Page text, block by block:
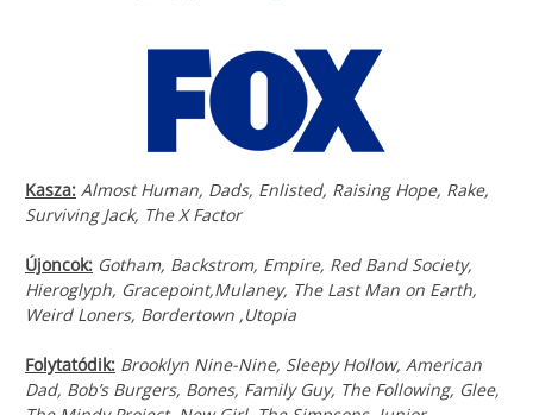
Kasza: Almost Human, Dads, Enlisted, Raising Hope, Rake,
Surviving Jack, The X Factor
Újoncok: Gotham, Backstrom, Empire, Red Band Society,
Hieroglyph, Gracepoint,Mulaney, The Last Man on Earth,
Weird Loners, Bordertown ,Utopia
Folytatódik: Brooklyn Nine-Nine, Sleepy Hollow, American
Dad, Bob’s Burgers, Bones, Family Guy, The Following, Glee,